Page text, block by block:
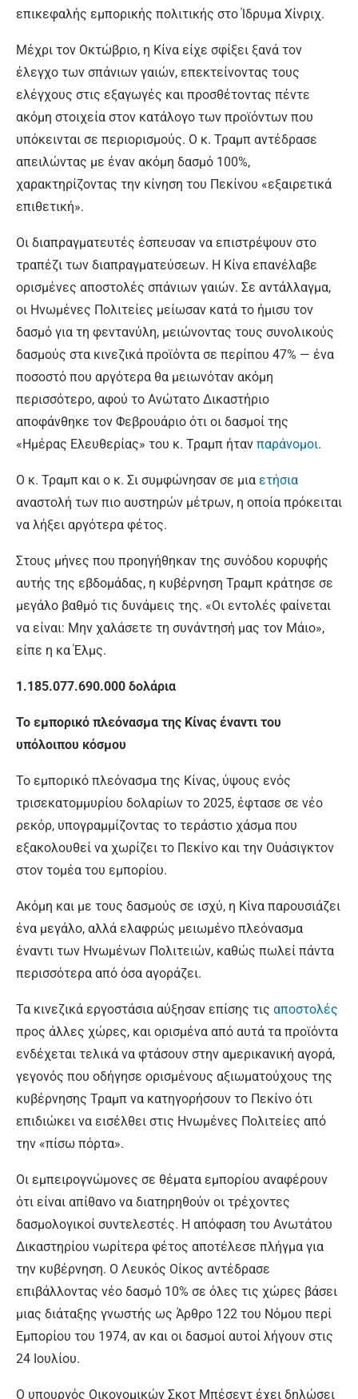
επικεφαλής εμπορικής πολιτικής στο Ίδρυμα Χίνριχ.
Μέχρι τον Οκτώβριο, η Κίνα είχε σφίξει ξανά τον
έλεγχο των σπάνιων γαιών, επεκτείνοντας τους
ελέγχους στις εξαγωγές και προσθέτοντας πέντε
ακόμη στοιχεία στον κατάλογο των προϊόντων που
υπόκεινται σε περιορισμούς. Ο κ. Τραμπ αντέδρασε
απειλώντας με έναν ακόμη δασμό 100%,
χαρακτηρίζοντας την κίνηση του Πεκίνου «εξαιρετικά
επιθετική».
Οι διαπραγματευτές έσπευσαν να επιστρέψουν στο
τραπέζι των διαπραγματεύσεων. Η Κίνα επανέλαβε
ορισμένες αποστολές σπάνιων γαιών. Σε αντάλλαγμα,
οι Ηνωμένες Πολιτείες μείωσαν κατά το ήμισυ τον
δασμό για τη φεντανύλη, μειώνοντας τους συνολικούς
δασμούς στα κινεζικά προϊόντα σε περίπου 47% — ένα
ποσοστό που αργότερα θα μειωνόταν ακόμη
περισσότερο, αφού το Ανώτατο Δικαστήριο
αποφάνθηκε τον Φεβρουάριο ότι οι δασμοί της
«Ημέρας Ελευθερίας» του κ. Τραμπ ήταν παράνομοι.
Ο κ. Τραμπ και ο κ. Σι συμφώνησαν σε μια ετήσια
αναστολή των πιο αυστηρών μέτρων, η οποία πρόκειται
να λήξει αργότερα φέτος.
Στους μήνες που προηγήθηκαν της συνόδου κορυφής
αυτής της εβδομάδας, η κυβέρνηση Τραμπ κράτησε σε
μεγάλο βαθμό τις δυνάμεις της. «Οι εντολές φαίνεται
να είναι: Μην χαλάσετε τη συνάντησή μας τον Μάιο»,
είπε η κα Έλμς.
1.185.077.690.000 δολάρια
Το εμπορικό πλεόνασμα της Κίνας έναντι του
υπόλοιπου κόσμου
Το εμπορικό πλεόνασμα της Κίνας, ύψους ενός
τρισεκατομμυρίου δολαρίων το 2025, έφτασε σε νέο
ρεκόρ, υπογραμμίζοντας το τεράστιο χάσμα που
εξακολουθεί να χωρίζει το Πεκίνο και την Ουάσιγκτον
στον τομέα του εμπορίου.
Ακόμη και με τους δασμούς σε ισχύ, η Κίνα παρουσιάζει
ένα μεγάλο, αλλά ελαφρώς μειωμένο πλεόνασμα
έναντι των Ηνωμένων Πολιτειών, καθώς πωλεί πάντα
περισσότερα από όσα αγοράζει.
Τα κινεζικά εργοστάσια αύξησαν επίσης τις αποστολές
προς άλλες χώρες, και ορισμένα από αυτά τα προϊόντα
ενδέχεται τελικά να φτάσουν στην αμερικανική αγορά,
γεγονός που οδήγησε ορισμένους αξιωματούχους της
κυβέρνησης Τραμπ να κατηγορήσουν το Πεκίνο ότι
επιδιώκει να εισέλθει στις Ηνωμένες Πολιτείες από
την «πίσω πόρτα».
Οι εμπειρογνώμονες σε θέματα εμπορίου αναφέρουν
ότι είναι απίθανο να διατηρηθούν οι τρέχοντες
δασμολογικοί συντελεστές. Η απόφαση του Ανωτάτου
Δικαστηρίου νωρίτερα φέτος αποτέλεσε πλήγμα για
την κυβέρνηση. Ο Λευκός Οίκος αντέδρασε
επιβάλλοντας νέο δασμό 10% σε όλες τις χώρες βάσει
μιας διάταξης γνωστής ως Άρθρο 122 του Νόμου περί
Εμπορίου του 1974, αν και οι δασμοί αυτοί λήγουν στις
24 Ιουλίου.
Ο υπουργός Οικονομικών Σκοτ Μπέσεντ έχει δηλώσει